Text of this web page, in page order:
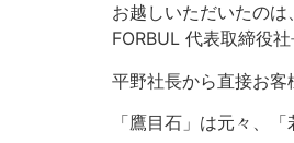
お越しいただいたの
FORBUL 代表取締役
平野社長から直接お客
「鷹目石」は元々、